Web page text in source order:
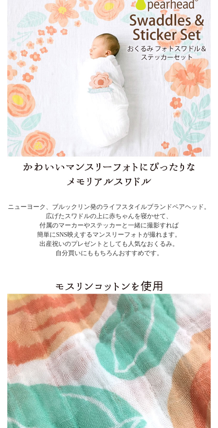
ニューヨーク、ブルックリン発のライフスタイルブランドペアヘッド。
広げたスワドルの上に赤ちゃんを寝かせて、
付属のマーカーやステッカーと一緒に撮影すれば
簡単にSNS映えするマンスリーフォトが撮れます。
出産祝いのプレゼントとしても人気なおくるみ。
自分買いにももちろんおすすめです。